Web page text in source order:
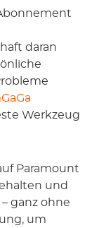
daran
Werkzeug
Paramount
und
ganz ohne
um